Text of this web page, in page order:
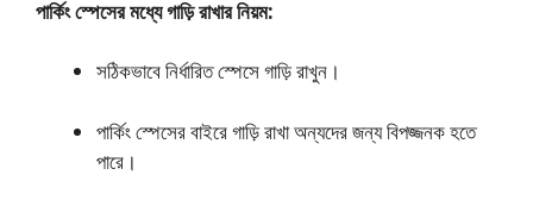
পার্কিং স্পেসের মধ্যে গাড়ি রাখার নিয়ম:
সঠিকভাবে নির্ধারিত স্পেসে গাড়ি রাখুন।
পার্কিং স্পেসের বাইরে গাড়ি রাখা অন্যদের জন্য বিপজ্জনক হতে
পারে।